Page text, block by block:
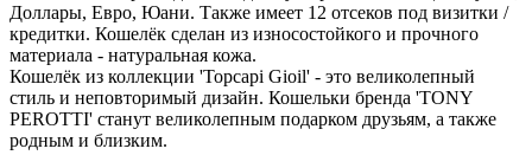
Доллары, Евро, Юани. Также имеет 12 отсеков под визитки /
кредитки. Кошелёк сделан из износостойкого и прочного
материала - натуральная кожа.
Кошелёк из коллекции 'Topcapi Gioil' - это великолепный
стиль и неповторимый дизайн. Кошельки бренда 'TONY
PEROTTI' станут великолепным подарком друзьям, а также
родным и близким.